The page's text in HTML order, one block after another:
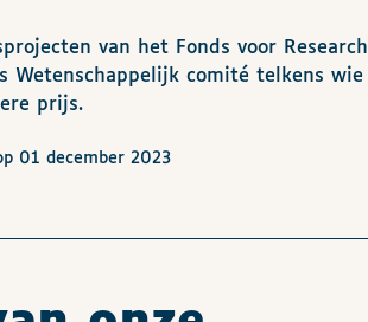
van het Fonds voor Research
Wetenschappelijk comité telkens wie
prijs.
01 december 2023